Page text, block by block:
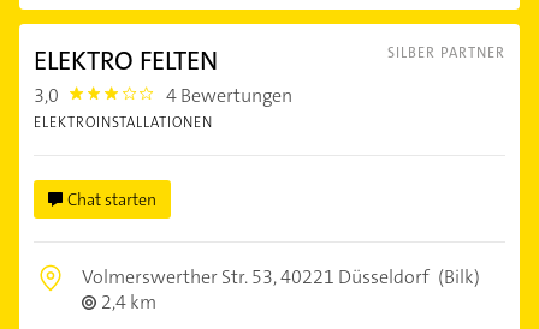
SILBER PARTNER
ELEKTRO FELTEN
3,0 3.0 4 Bewertungen
ELEKTROINSTALLATIONEN
Chat starten
Volmerswerther Str. 53,40221 Düsseldorf (Bilk)
2,4 km